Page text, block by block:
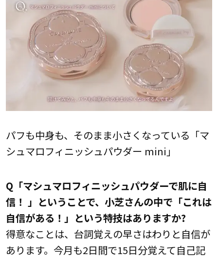
パフも中身も、そのまま小さくなっている「マ
シュマロフィニッシュパウダー mini」
Q「マシュマロフィニッシュパウダーで肌に自
信！ 」ということで、小芝さんの中で「これは
自信がある！」という特技はありますか?
得意なことは、台詞覚えの早さはわりと自信が
あります。今月も2日間で15日分覚えて自己記